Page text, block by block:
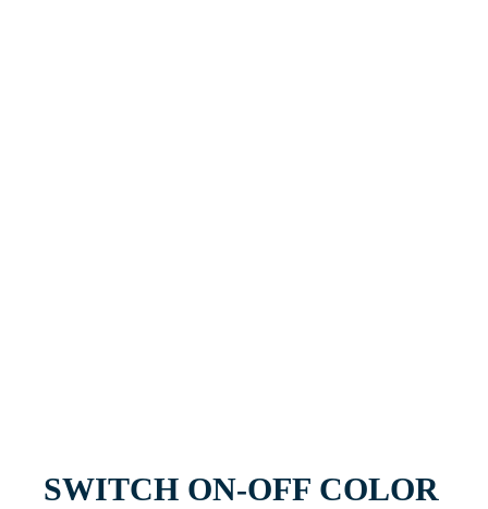
SWITCH ON-OFF COLOR